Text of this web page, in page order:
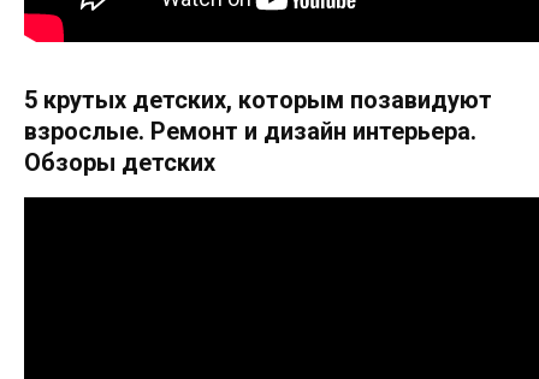
5 крутых детских, которым позавидуют
взрослые. Ремонт и дизайн интерьера.
Обзоры детских